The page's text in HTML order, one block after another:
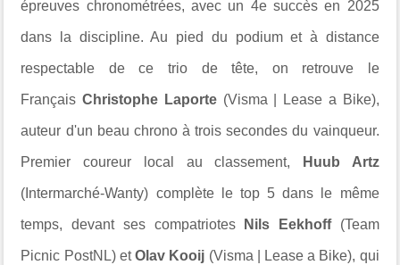
épreuves chronométrées, avec un 4e succès en 2025
dans la discipline. Au pied du podium et à distance
respectable de ce trio de tête, on retrouve le
FrançaisChristophe Laporte(Visma | Lease a Bike),
auteur d'un beau chrono à trois secondes du vainqueur.
Premier coureur local au classement, Huub Artz
(Intermarché-Wanty) complète le top 5 dans le même
temps, devant ses compatriotes Nils Eekhoff(Team
Picnic PostNL) etOlav Kooij (Visma | Lease a Bike), qui